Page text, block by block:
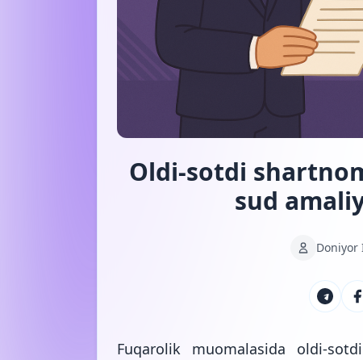
Oldi-sotdi
sud
Doniyor
Fuqarolik muomalasida oldi-